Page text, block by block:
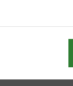
Šlepetės per